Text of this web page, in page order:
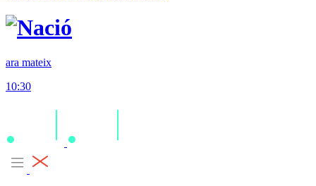
ara mateix
10:30